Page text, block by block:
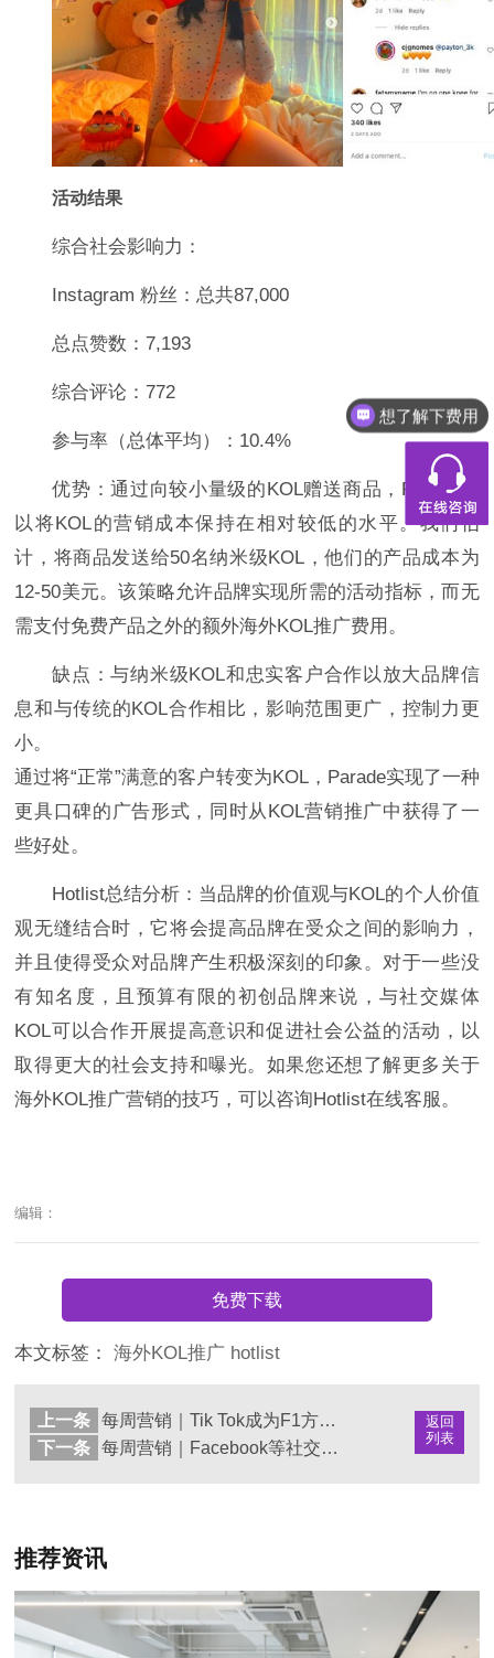
活动结果
综合社会影响力：
Instagram 粉丝：总共87,000
总点赞数：7,193
综合评论：772
参与率（总体平均）：10.4%
优势：通过向较小量级的KOL赠送商品，Parade可
以将KOL的营销成本保持在相对较低的水平。我们估
计，将商品发送给50名纳米级KOL，他们的产品成本为
12-50美元。该策略允许品牌实现所需的活动指标，而无
需支付免费产品之外的额外海外KOL推广费用。
缺点：与纳米级KOL和忠实客户合作以放大品牌信
息和与传统的KOL合作相比，影响范围更广，控制力更
小。
通过将“正常”满意的客户转变为KOL，Parade实现了一种
更具口碑的广告形式，同时从KOL营销推广中获得了一
些好处。
Hotlist总结分析：当品牌的价值观与KOL的个人价值
观无缝结合时，它将会提高品牌在受众之间的影响力，
并且使得受众对品牌产生积极深刻的印象。对于一些没
有知名度，且预算有限的初创品牌来说，与社交媒体
KOL可以合作开展提高意识和促进社会公益的活动，以
取得更大的社会支持和曝光。如果您还想了解更多关于
海外KOL推广营销的技巧，可以咨询Hotlist在线客服。
编辑：
免费下载
本文标签：海外KOL推广 hotlist
返回
列表
上一条
每周营销｜Tik Tok成为F1方程式赛车官方合作伙伴
下一条
每周营销｜Facebook等社交平台加强“种族主义”内容监管
推荐资讯
都有什么服务